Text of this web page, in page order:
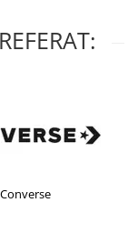
Converse